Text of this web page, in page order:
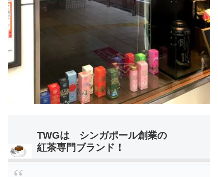
TWGは シンガポール創業の
紅茶専門ブランド！